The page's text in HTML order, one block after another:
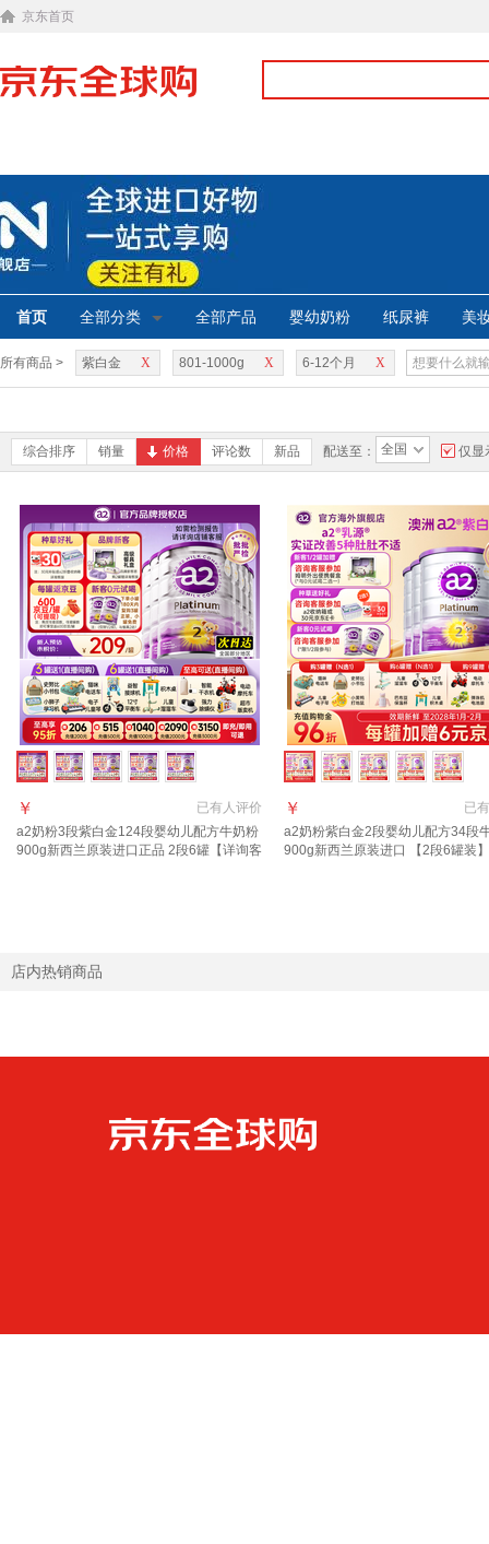
京东首页
首页 全部分类 全部产品 婴幼奶粉 纸尿裤 美
所有商品 > X
紫白金 X
801-1000g X
6-12个月
综合排序 销量 价格 评论数 新品 配送至： 全国 仅显
已有人评价
￥
a2奶粉3段紫白金124段婴幼儿配方牛奶粉
900g新西兰原装进口正品 2段6罐【详询客
已有
￥
a2奶粉紫白金2段婴幼儿配方34段
900g新西兰原装进口 【2段6罐装
店内热销商品